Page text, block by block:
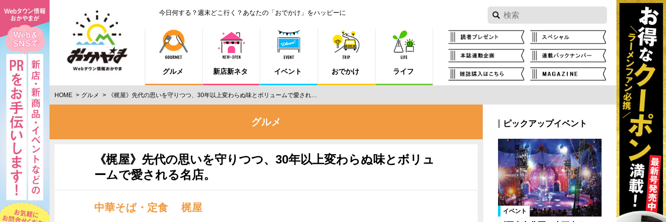
今日何する？週末どこ行く？あなたの「おでかけ」をハッピーに
グルメ 新店新ネタ イベント おでかけ ライフ
HOME グルメ 《梶屋》先代の思いを守りつつ、30年以上変わらぬ味とボリュームで愛され…
グルメ
《梶屋》先代の思いを守りつつ、30年以上変わらぬ味とボリュ
ームで愛される名店。
中華そば・定食 梶屋
ピックアップイベント
イベント